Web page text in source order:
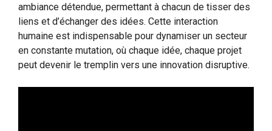
ambiance détendue, permettant à chacun de tisser des
liens et d’échanger des idées. Cette interaction
humaine est indispensable pour dynamiser un secteur
en constante mutation, où chaque idée, chaque projet
peut devenir le tremplin vers une innovation disruptive.